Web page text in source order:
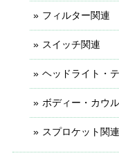
フィルター関連
スイッチ関連
ヘッドライト・
ボディー・カウ
スプロケット関連